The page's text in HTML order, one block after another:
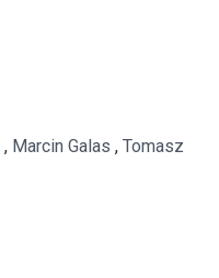
, Marcin Galas , Tomasz